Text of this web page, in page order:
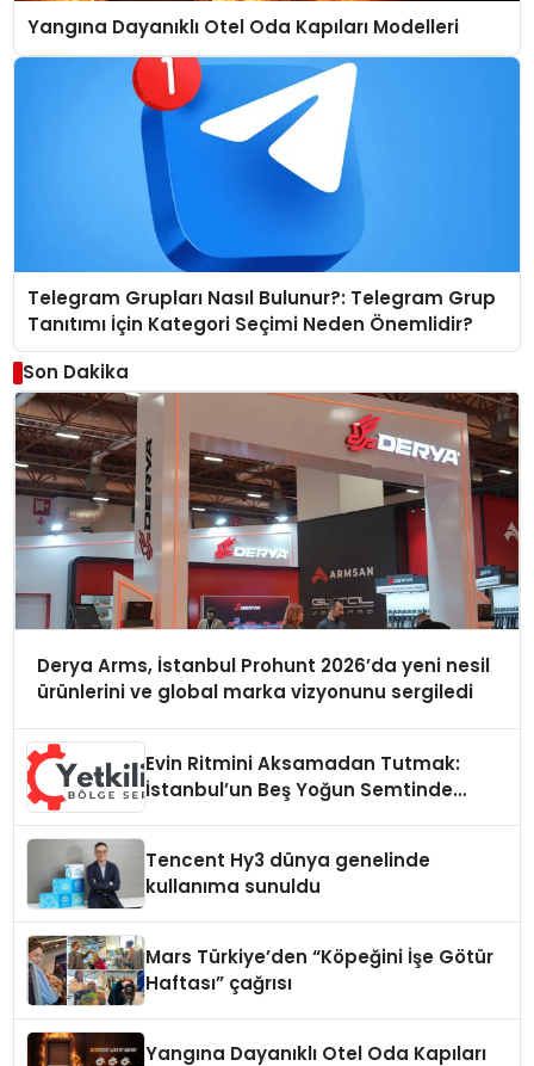
Yangına Dayanıklı Otel Oda Kapıları Modelleri
Telegram Grupları Nasıl Bulunur?: Telegram Grup
Tanıtımı İçin Kategori Seçimi Neden Önemlidir?
Son Dakika
Derya Arms, İstanbul Prohunt 2026’da yeni nesil
ürünlerini ve global marka vizyonunu sergiledi
Evin Ritmini Aksamadan Tutmak:
İstanbul’un Beş Yoğun Semtinde
Tencent Hy3 dünya genelinde
kullanıma sunuldu
Mars Türkiye’den “Köpeğini İşe Götür
Haftası” çağrısı
Yangına Dayanıklı Otel Oda Kapıları